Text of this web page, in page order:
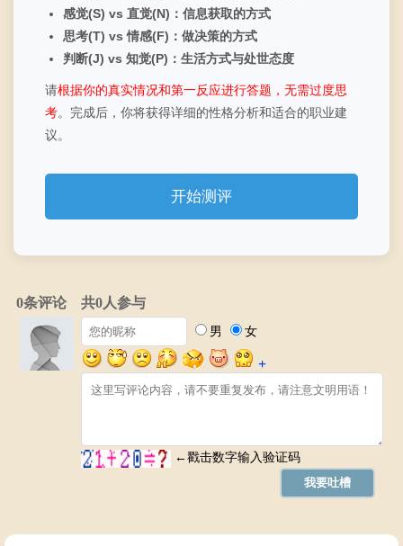
感觉(S) vs 直觉(N)：信息获取的方式
思考(T) vs 情感(F)：做决策的方式
判断(J) vs 知觉(P)：生活方式与处世态度
请根据你的真实情况和第一反应进行答题，无需过度思
考。完成后，你将获得详细的性格分析和适合的职业建
议。
开始测评